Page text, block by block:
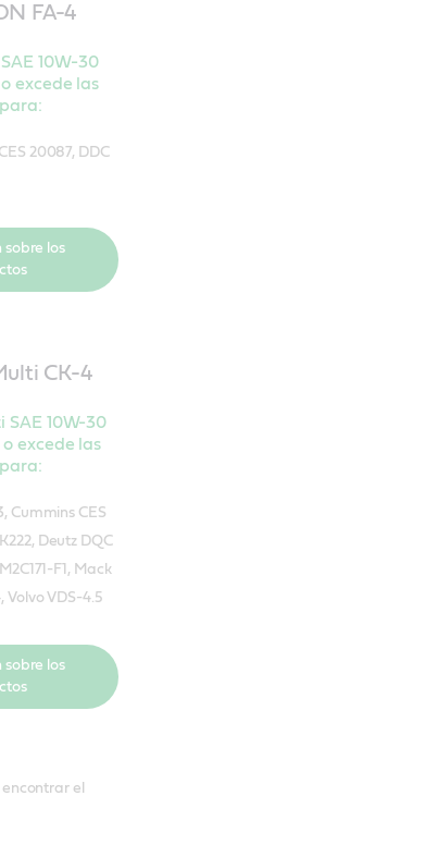
FA-4
10W-30
excede las
20087, DDC
sobre los
CK-4
SAE 10W-30
excede las
Cummins CES
Deutz DQC
F1, Mack
Volvo VDS-4.5
sobre los
el